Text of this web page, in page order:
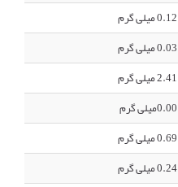
0.12 میلی گرم
0.03 میلی گرم
2.41 میلی گرم
0.00میلی گرم
0.69 میلی گرم
0.24 میلی گرم